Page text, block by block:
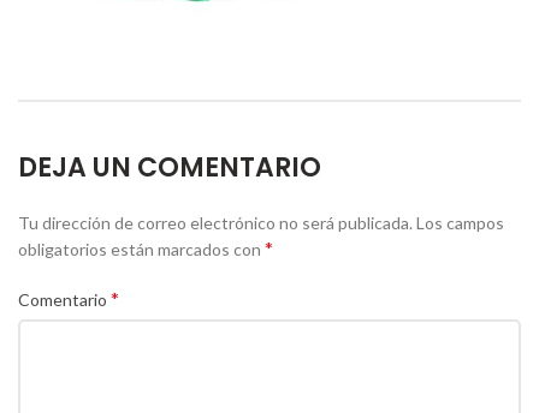
DEJA UN COMENTARIO
Tu dirección de correo electrónico no será publicada.Los campos
obligatorios están marcados con *
Comentario *